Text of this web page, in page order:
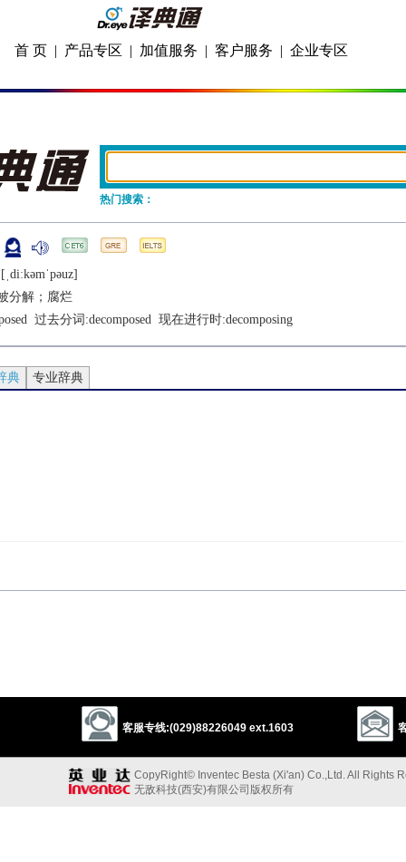
首 页 | 产品专区 | 加值服务 | 客户服务 | 企业专区
热门搜索：
分解；腐烂
过去分词:decomposed 现在进行时:decomposing
典 专业辞典
以上来源于：《英汉大辞典》
客服专线:(029)88226049 ext.1603
CopyRight© Inventec Besta (Xi'an) Co.,Ltd. All Rights
无敌科技(西安)有限公司版权所有